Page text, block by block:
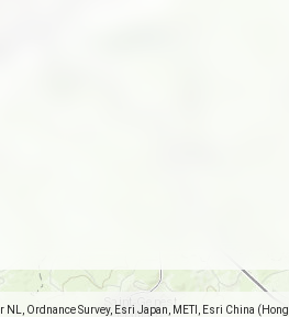
NL, Ordnance Survey, Esri Japan, METI, Esri China